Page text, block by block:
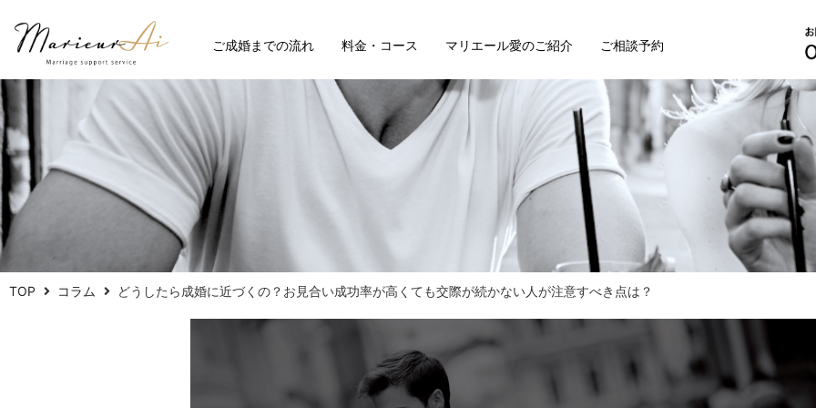
ご成婚までの流れ 料金・コース マリエール愛のご紹介 ご相談予約
TOP コラム どうしたら成婚に近づくの？お見合い成功率が高くても交際が続かない人が注意すべき点は？